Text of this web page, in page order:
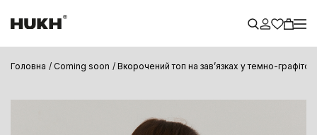
Головна Coming soon Вкорочений топ на завʼязках у темно-